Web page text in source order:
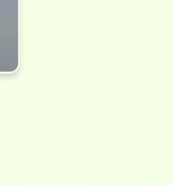
克隆您的声音用于视频翻译